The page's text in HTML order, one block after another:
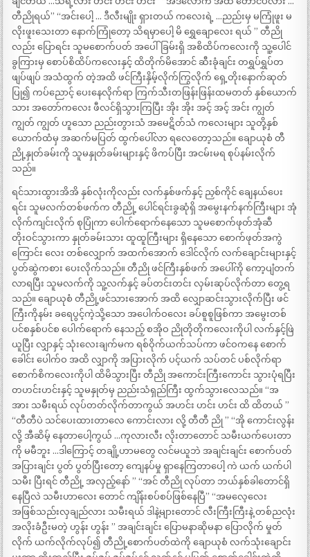
တီညိုရယ်” “အင်းပေါ့ … ဒီလီးမျိုး ရှားတယ် ကလေးရဲ့ …ညည်းမှ မကြုံဖူး မ
လိုးဖူးသေးတာ နောက်ကြုံတော့ သိရမှာပေါ့ မိ ရွှေချောလေး ရယ် ” တီညို
လည်း ပြောရင်း သူမစောက်ပတ် အပေါ်ခြမ်းရှိ အစိထိပ်ကလေးကို သူ့ပေါင်
ခွကြားမှ စောပ်စိထိပ်ကလေးနှင့် ထိတိုက်မိအောင် ဆီးခုံချင်း တရွှပ်ရွှပ်တ
ဖျပ်ဖျပ် အသံထွက် တဲ့အထိ ဖင်ကြီးနှိမ့်လိုက်ကြွလိုက် ရှေ့တိုးနောက်ဆုတ်
ပြု၍ ကပ်ညောင့် ပေးနေလိုက်ရာ ကြက်သီးတဖြန်းဖြန်းထမတတ် နှစ်ယောက်
သား အတော်ကလေး ဖီလင်ရှိသွားကြပြီး အိုး အိုး အင့် အင့် အင်း ကျွတ်
ကျွတ် ကျွတ် ဟူသော ညည်းတွားသံ အမေဋိတ်သံ ကလေးများ သူတို့နှစ်
ယောက်ထံမှ အဆက်မပြတ် ထွက်ပေါ်လာ ရလေတော့သည်။ ချောယုစံ တီ
ညို့နှုတ်ခမ်းကို သူမနှုတ်ခမ်းများနှင့် ဖိကပ်ပြီး အငမ်းမရ စုပ်နမ်းလိုက်
သည်။
ရင်သားထွားအိအိ နှစ်လုံးကိုလည်း လက်နှစ်ဖက်နှင့် ညှစ်ကိုင် ချေနယ်ပေး
ရင်း သူမလက်တစ်ဖက်က တီညို့ ပေါင်ရင်းခွဆုံရှိ အမွေးနက်နက်ကြီးများ အုံ
လိုက်ကျင်းလိုက် စုပြုံကာ ပေါက်ရောက်နေသော သူမစောက်ဖုတ်အုံဆီ
တိုးဝင်သွားကာ နှုတ်ခမ်းသား ထူထူကြီးများ ရှိနေသော စောက်ဖုတ်အကွဲ
ကြောင်း လေး တစ်လျှောက် အထက်အောက် ဒေါင်လိုက် လက်ချောင်းများနှင့်
ပွတ်ဆွဲကစား ပေးလိုက်သည်။ တီညို ဖင်ကြီးနှစ်ဖက် အပေါ်ကို ကော့ပျံတက်
လာရပြီး သူမလက်ကို သူ့လက်နှင့် ခပ်တင်းတင်း လှမ်းဆုပ်လိုက်တာ တွေ့ရ
သည်။ ချောယုစံ တီညို့ဖင်သားအောက် အထိ လျှောဆင်းသွားလိုက်ပြီး ဖင်
ကြီးကိုနမ်း ခရေပွင့်ကဲ့သို့သော အပေါက်ဝလေး ခပ်စူစူဖြစ်ကာ အမွေးတစ်
ပင်စနှစ်ပင်စ ပေါက်ရောက် နေသည့် စအိုဝ ညိုတိုတိုကလေးကိုပါ လက်နှင့်ဖြဲ
ယူပြီး လျှာနှင့် သုံးလေးချက်မက ရစ်ဝိုက်ယက်သပ်ကာ ဖင်ဝကနေ စောက်
ခေါင်း ပေါက်ဝ အထိ လျှာကို အပြားလိုက် ပင့်ယက် သပ်တင် ပစ်လိုက်ရာ
စောက်စိကလေးကိုပါ ထိမိသွားပြီး တီညို အကောင်းကြီးကောင်း သွားပုံရပြီး
တဟင်းဟင်းနှင့် သူမနှုတ်မှ ညည်းသံရှည်ကြီး ထွက်သွားလေသည်။ “အ
အား သမီးရယ် လုပ်တတ်လိုက်တာကွယ် အဟင်း ဟင်း ဟင်း ထိ ထိတယ် ”
“တီတီပဲ သင်ပေးထားတာလေ ကောင်းလား လို့ တီတီ ညို ” “အို ကောင်းလွန်း
လို့ အီဆိမ့် နေတာပေါ့ကွယ် …ကုလားလီး လိုးတာတောင် သမီးယက်ပေးတာ
ကို မမီဘူး …ဒါကြောင့် တချို့ဟာမတွေ လင်မယူဘဲ အချင်းချင်း စောက်ပတ်
အပြားချင်း ပွတ် ပွတ်ပြီးတော့ ကျေနပ်မှု ရှာနေကြတာပေါ့ ကဲ ယက် ယက်ပါ
သမီး ပြီးရင် တီညို့ အလှည့်နော် ” “အင် တီညို လုပ်တာ ဘယ်နှစ်ခါတောင်ရှိ
နေပြီလဲ သမီးဟာလေး တောင် ကျိန်းစပ်စပ်ဖြစ်နေပြီ” “အမလေ့လေး
အဖြစ်သည်းလှချည်လား သမီးရယ် ဒါနဲ့များတောင် လီးကြီးကြီးနဲ့ တစ်ညလုံး
အလိုးခံဦးမတဲ့ ဟွန်း ဟွန်း ” အချင်းချင်း ပြောမနာဆိုမနာ ပြောလိုက် မှုတ်
လိုက် ယက်လိုက်လုပ်၍ တီညို့စောက်ပတ်ထဲကို ချောယုစံ လက်သုံးချောင်း